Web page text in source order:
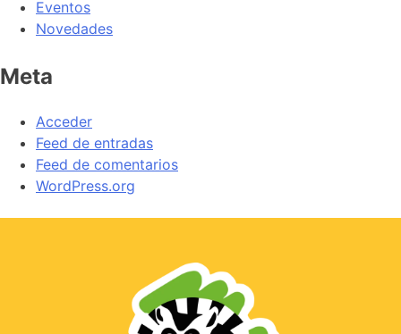
Eventos
Novedades
Meta
Acceder
Feed de entradas
Feed de comentarios
WordPress.org